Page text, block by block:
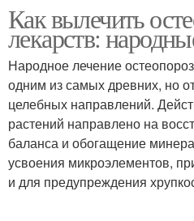
Как вылечить
лекарств:
Народное лечение
одним из самых древних, но
целебных направлений.
растений направлено на
баланса и обогащение
усвоения микроэлементов,
и для предупреждения